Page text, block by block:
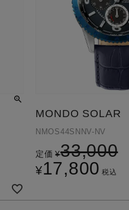
MONDO SOLAR
NMOS44SNNV-NV
定価 ¥33,000
¥17,800 税込